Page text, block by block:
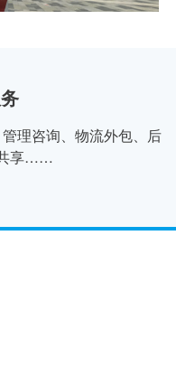
理咨询、物流外包、后
享……